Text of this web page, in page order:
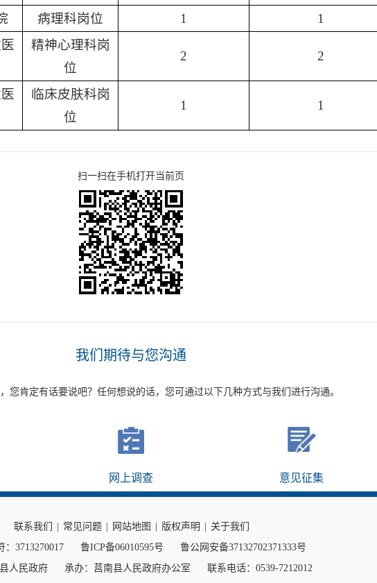
病理科岗位 1 1
精神心理科岗
位
2 2
临床皮肤科岗
位
1 1
扫一扫在手机打开当前页
我们期待与您沟通
您肯定有话要说吧？任何想说的话，您可通过以下几种方式与我们进行沟通。
网上调查 意见征集
联系我们 常见问题 网站地图 版权声明
关于我们
：3713270017
鲁ICP备06010595号
鲁公网安备37132702371333号
人民政府
承办：莒南县人民政府办公室 联系电话：0539-7212012